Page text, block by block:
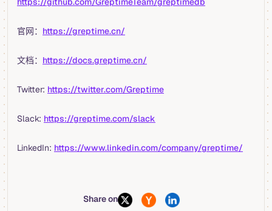
官网： https://greptime.cn/
文档： https://docs.greptime.cn/
Twitter: https://twitter.com/Greptime
Slack: https://greptime.com/slack
LinkedIn: https://www.linkedin.com/company/greptime/
Share on